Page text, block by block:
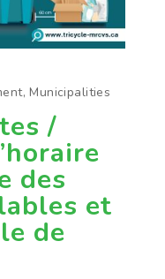
/
des
et
de
,Municipalities